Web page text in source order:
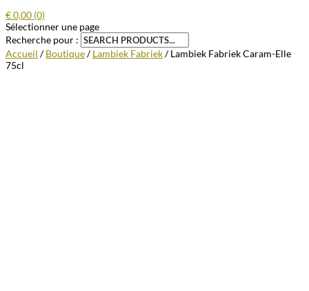
€0,00 (0)
Sélectionner une page
Recherche pour :
Accueil /Boutique/Lambiek Fabriek/ Lambiek Fabriek Caram-Elle
75cl